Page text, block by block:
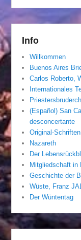
Info
Willkommen
Buenos Aires
Carlos Roberto,
Internationales
(Español) San
desconcertante
Original-
Nazareth
Der
Mitgliedschaft in
Geschichte der
Wüste, Franz
Der Wüntentag